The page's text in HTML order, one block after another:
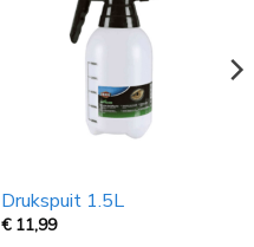
Drukspuit 1.5L
€ 11,99